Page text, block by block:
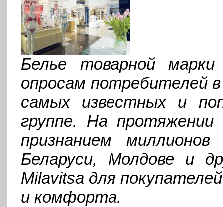
Белье товарной
опросам потребителей
самых известных и
группе. На протяжении
признанием
Беларуси, Молдове и
Milavitsa для
и комфорта.